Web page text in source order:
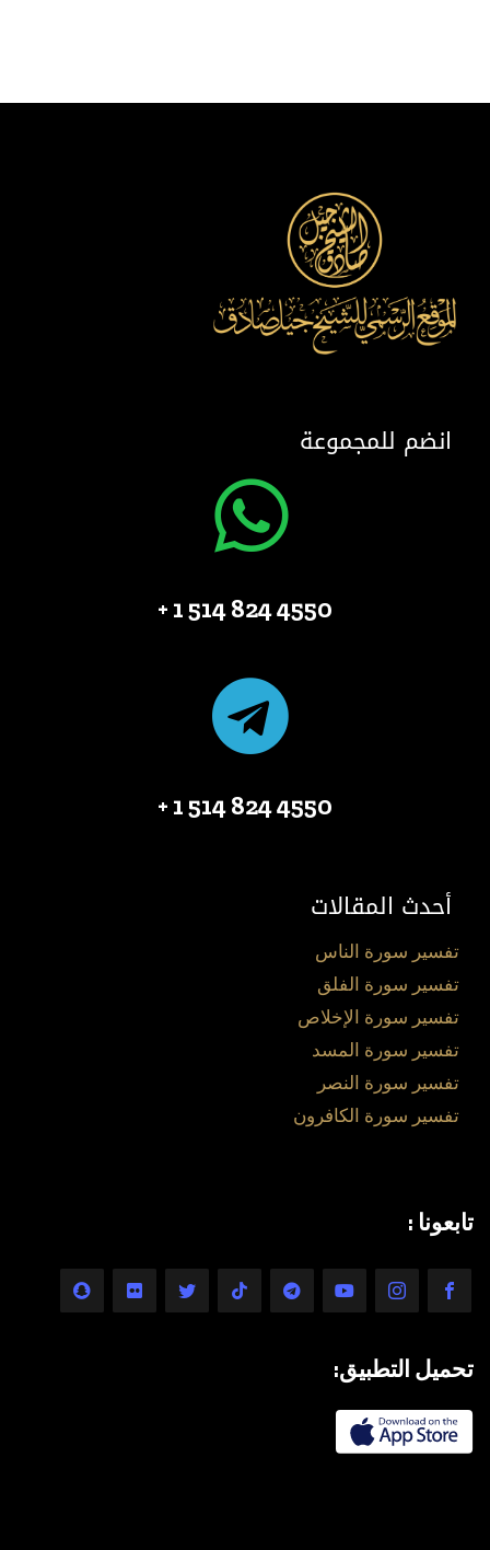
انضم للمجموعة
4550 824 514 1 +
4550 824 514 1 +
أحدث المقالات
تفسير سورة الناس
تفسير سورة الفلق
تفسير سورة الإخلاص
تفسير سورة المسد
تفسير سورة النصر
تفسير سورة الكافرون
تابعونا :
تحميل التطبيق: